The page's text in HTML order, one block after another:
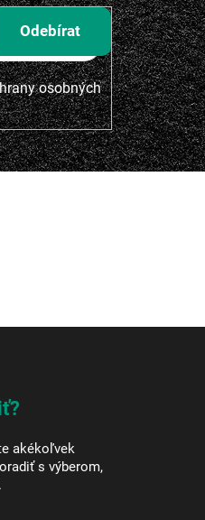
osobných
akékoľvek
s výberom,